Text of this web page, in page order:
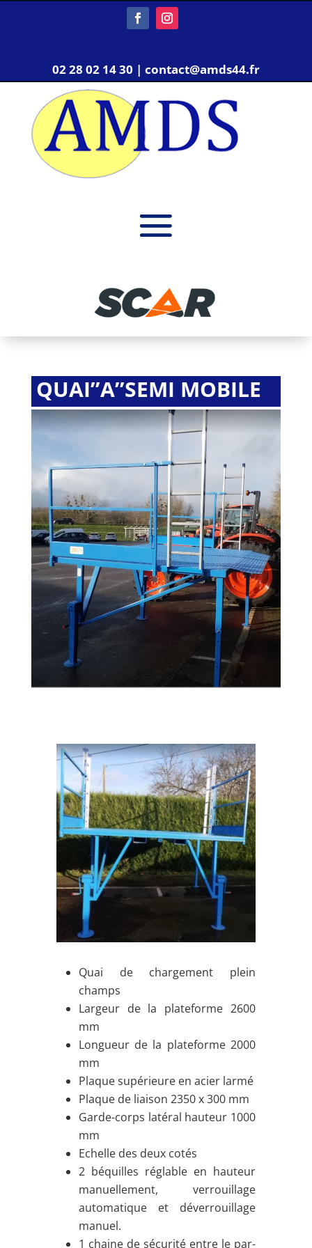
02 28 02 14 30 | contact@amds44.fr
QUAI’’A’’SEMI MOBILE
Quai de chargement plein
champs
Largeur de la plateforme 2600
mm
Longueur de la plateforme 2000
mm
Plaque supérieure en acier larmé
Plaque de liaison 2350 x 300 mm
Garde-corps latéral hauteur 1000
mm
Echelle des deux cotés
2 béquilles réglable en hauteur
manuellement, verrouillage
automatique et déverrouillage
manuel.
1 chaine de sécurité entre le par-